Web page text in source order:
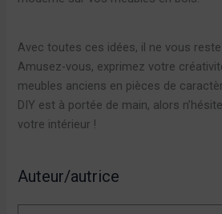
Avec toutes ces idées, il ne vous reste
Amusez-vous, exprimez votre
meubles anciens en pièces de
DIY est à portée de main, alors
votre intérieur !
Auteur/autrice